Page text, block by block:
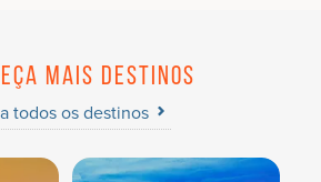
mais destinos
todos os destinos